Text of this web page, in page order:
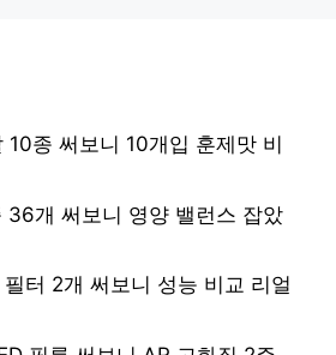
10종 써보니 10개입 훈제맛 비
36개 써보니 영양 밸런스 잡았
터 2개 써보니 성능 비교 리얼